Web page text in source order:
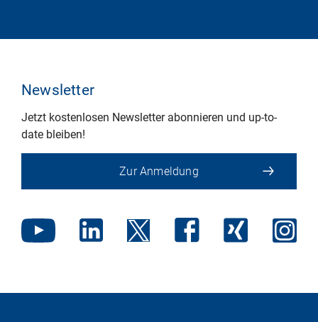
Newsletter
Jetzt kostenlosen Newsletter abonnieren und up-to-
date bleiben!
Zur Anmeldung